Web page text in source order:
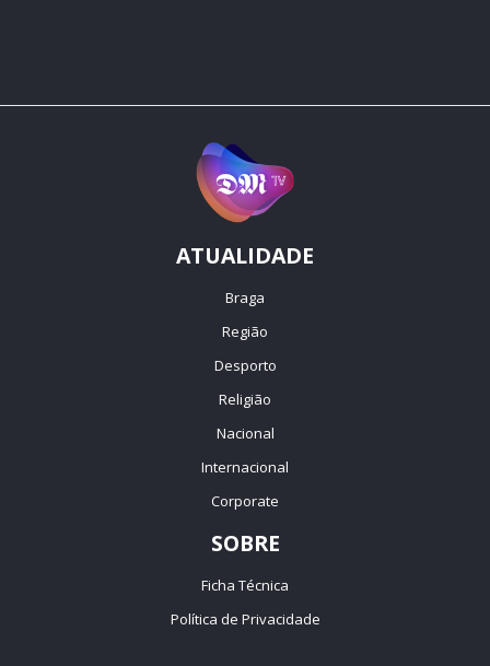
ATUALIDADE
Braga
Região
Desporto
Religião
Nacional
Internacional
Corporate
SOBRE
Ficha Técnica
Política de Privacidade